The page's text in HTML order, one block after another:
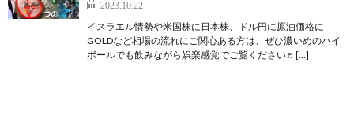
2023.10.22
イスラエル情勢や米国株に日本株、ドル円に原油価格に
GOLDなど相場の流れにご関心ある方は、ぜひ濃いめのハイ
ボールでも飲みながら娯楽感覚でご覧ください♬[…]